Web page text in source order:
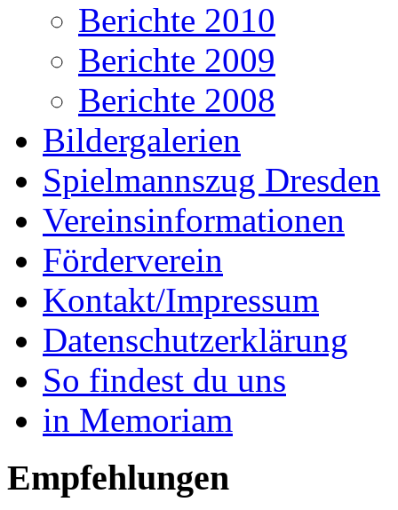
Berichte 2010
Berichte 2009
Berichte 2008
Bildergalerien
Spielmannszug Dresden
Vereinsinformationen
Förderverein
Kontakt/Impressum
Datenschutzerklärung
So findest du uns
in Memoriam
Empfehlungen